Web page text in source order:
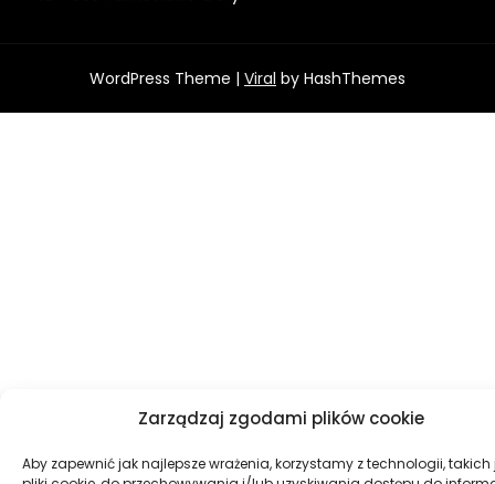
Zarządzaj zgodami plików cookie
Aby zapewnić jak najlepsze wrażenia, korzystamy z technologii, takich
WordPress Theme | Viral by HashThemes